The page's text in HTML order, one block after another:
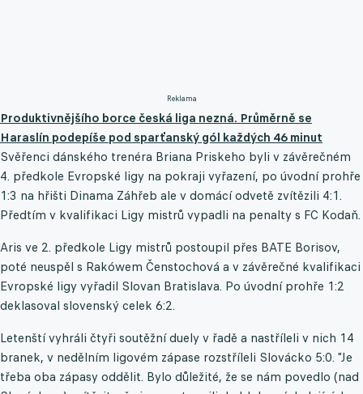
Reklama
Produktivnějšího borce česká liga nezná. Průměrně se
Haraslín podepíše pod sparťanský gól každých 46 minut
Svěřenci dánského trenéra Briana Priskeho byli v závěrečném
4. předkole Evropské ligy na pokraji vyřazení, po úvodní prohře
1:3 na hřišti Dinama Záhřeb ale v domácí odvetě zvítězili 4:1.
Předtím v kvalifikaci Ligy mistrů vypadli na penalty s FC Kodaň.
Aris ve 2. předkole Ligy mistrů postoupil přes BATE Borisov,
poté neuspěl s Rakówem Čenstochová a v závěrečné kvalifikaci
Evropské ligy vyřadil Slovan Bratislava. Po úvodní prohře 1:2
deklasoval slovenský celek 6:2.
Letenští vyhráli čtyři soutěžní duely v řadě a nastříleli v nich 14
branek, v nedělním ligovém zápase rozstříleli Slovácko 5:0. "Je
třeba oba zápasy oddělit. Bylo důležité, že se nám povedlo (nad